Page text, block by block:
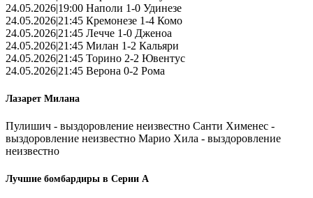
24.05.2026|19:00 Наполи 1-0 Удинезе
24.05.2026|21:45 Кремонезе 1-4 Комо
24.05.2026|21:45 Лечче 1-0 Дженоа
24.05.2026|21:45 Милан 1-2 Кальяри
24.05.2026|21:45 Торино 2-2 Ювентус
24.05.2026|21:45 Верона 0-2 Рома
Лазарет Милана
Пулишич - выздоровление неизвестно Санти Хименес -
выздоровление неизвестно Марио Хила - выздоровление
неизвестно
Лучшие бомбардиры в Серии А